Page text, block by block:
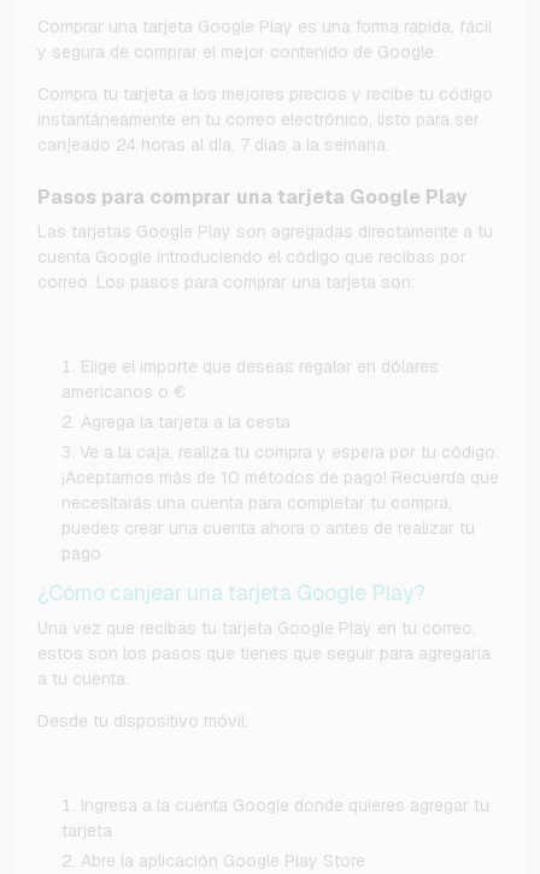
Comprar una tarjeta Google Play es una forma rápida, fácil
y segura de comprar el mejor contenido de Google.
Compra tu tarjeta a los mejores precios y recibe tu código
instantáneamente en tu correo electrónico, listo para ser
canjeado 24 horas al día, 7 días a la semana.
Pasos para comprar una tarjeta Google Play
Las tarjetas Google Play son agregadas directamente a tu
cuenta Google introduciendo el código que recibas por
correo. Los pasos para comprar una tarjeta son:
Elige el importe que deseas regalar en dólares
americanos o €
Agrega la tarjeta a la cesta
Ve a la caja, realiza tu compra y espera por tu código.
¡Aceptamos más de 10 métodos de pago! Recuerda que
necesitarás una cuenta para completar tu compra,
puedes crear una cuenta ahora o antes de realizar tu
pago
¿Cómo canjear una tarjeta Google Play?
Una vez que recibas tu tarjeta Google Play en tu correo,
estos son los pasos que tienes que seguir para agregarla
a tu cuenta.
Desde tu dispositivo móvil:
Ingresa a la cuenta Google donde quieres agregar tu
tarjeta
Abre la aplicación Google Play Store